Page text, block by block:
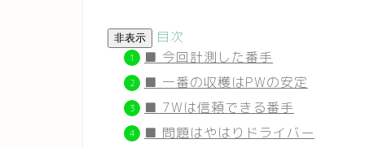
非表示
目次
■ 今回計測した番手
■ 一番の収穫はPWの安定
■ 7Wは信頼できる番手
■ 問題はやはりドライバー